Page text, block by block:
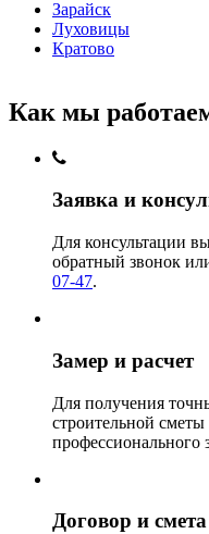
Зарайск
Луховицы
Кратово
Как мы
Заявка и
Для консультации
обратный звонок
07-47.
Замер и расчет
Для получения
строительной
профессионального
Договор и смета